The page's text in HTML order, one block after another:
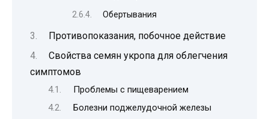
Обертывания
Противопоказания, побочное действие
Свойства семян укропа для облегчения
симптомов
Проблемы с пищеварением
Болезни поджелудочной железы